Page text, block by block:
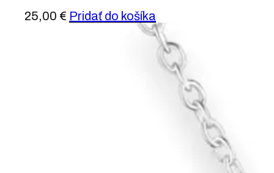
25,00 € Pridať do košíka